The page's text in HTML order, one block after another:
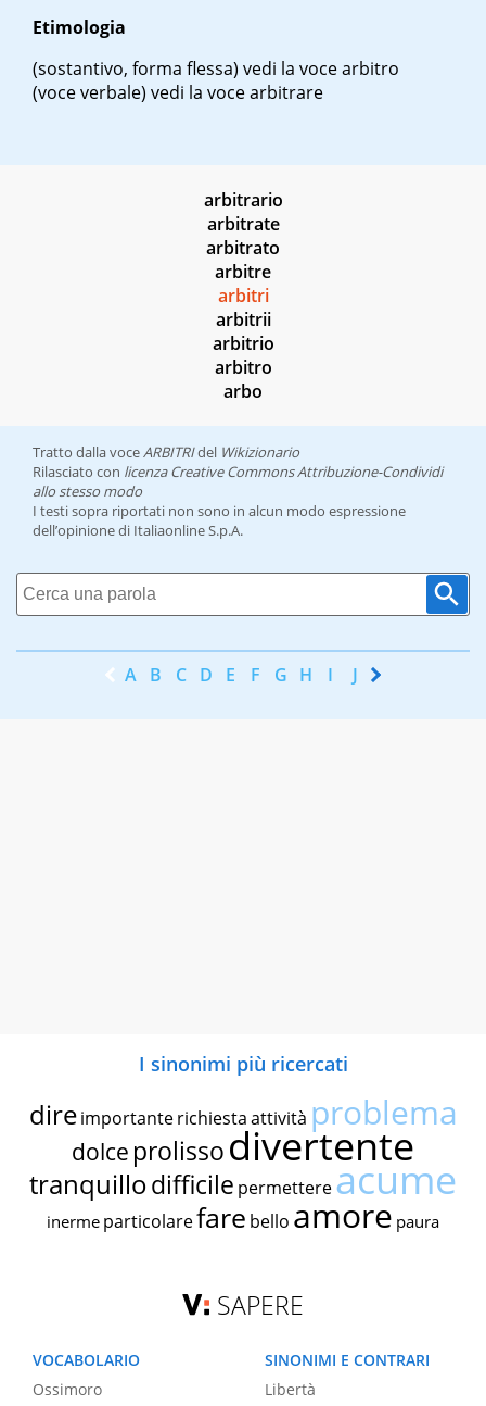
Etimologia
(sostantivo, forma flessa) vedi la voce arbitro
(voce verbale) vedi la voce arbitrare
arbitrario
arbitrate
arbitrato
arbitre
arbitri
arbitrii
arbitrio
arbitro
arbo
Tratto dalla voceARBITRIdel Wikizionario
Rilasciato con licenza Creative Commons Attribuzione-Condividi
allo stesso modo
I testi sopra riportati non sono in alcun modo espressione
dell’opinione di Italiaonline S.p.A.
A B C D E F G H I J K
I sinonimi più ricercati
dire importante richiestaattività problema
dolce prolissodivertente
tranquillodifficile permettereacume
inerme particolarefare bello amore paura
SAPERE
VOCABOLARIO
Ossimoro
SINONIMI E CONTRARI
Libertà